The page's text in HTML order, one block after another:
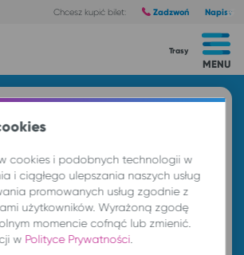
Chcesz kupić bilet: Zadzwoń Napisz
MENU
Trasy
cookies i podobnych technologii w
i ciągłego ulepszania naszych usług
promowanych usług zgodnie z
użytkowników. Wyrażoną zgodę
momencie cofnąć lub zmienić.
w Polityce Prywatności